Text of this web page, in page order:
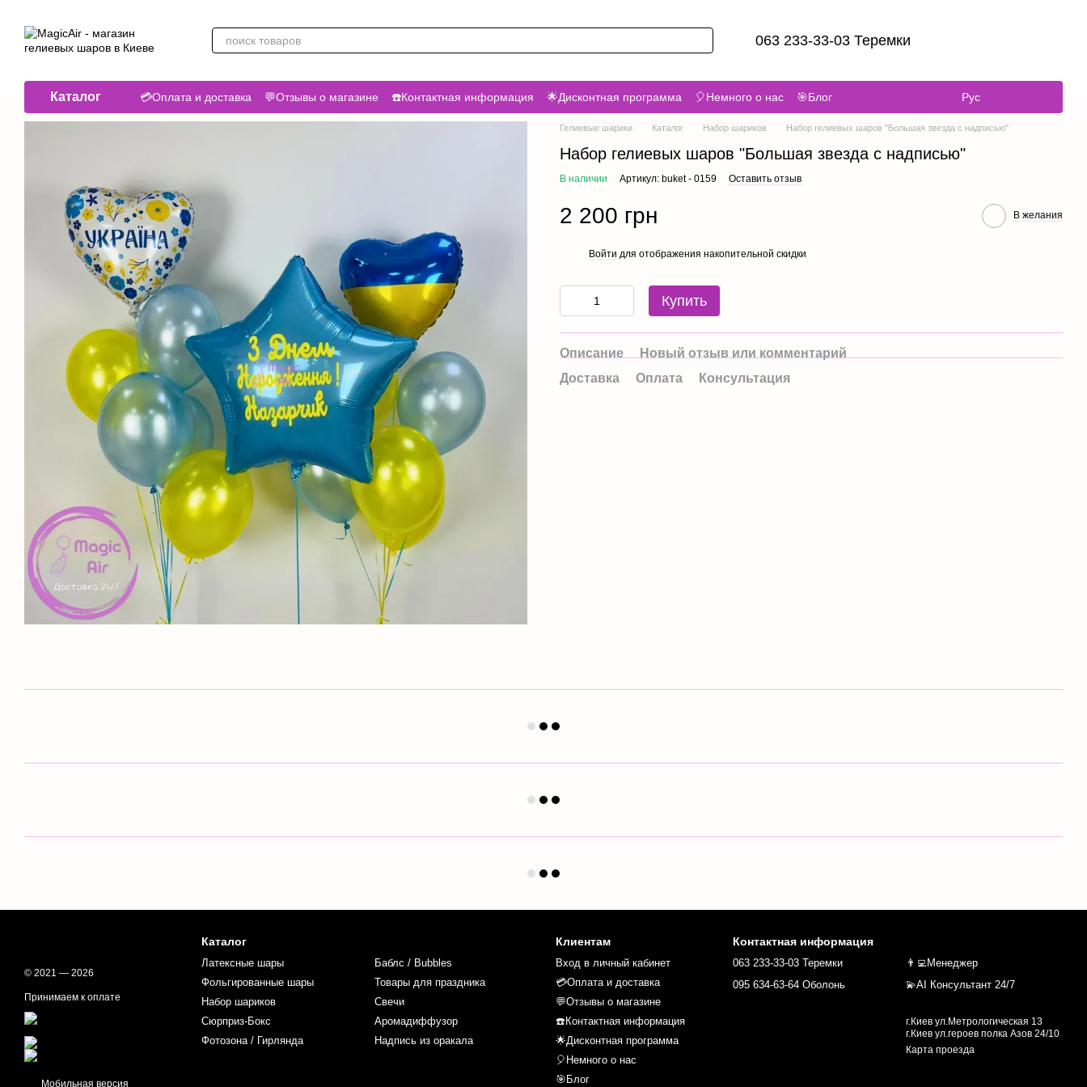
063 233-33-03 Теремки
Каталог 💳Оплата и доставка 💬Отзывы о магазине ☎️Контактная информация 🌟Дисконтная программа 🎈Немного о нас 🎯Блог Рус
Гелиевые шарики Каталог Набор шариков Набор гелиевых шаров "Большая звезда с надписью"
Набор гелиевых шаров "Большая звезда с надписью"
В наличии Артикул: buket - 0159 Оставить отзыв
2 200 грн В желания
Войти для отображения накопительной скидки
Купить
Описание
Новый отзыв или комментарий
Доставка
Оплата Консультация
© 2021 — 2026
Принимаем к оплате
Мобильная версия
Каталог
Латексные шары
Фольгированные шары
Набор шариков
Сюрприз-Бокс
Фотозона / Гирлянда
Баблс / Bubbles
Товары для праздника
Свечи
Аромадиффузор
Надпись из оракала
Клиентам
Вход в личный кабинет
💳Оплата и доставка
💬Отзывы о магазине
☎️Контактная информация
🌟Дисконтная программа
🎈Немного о нас
🎯Блог
Контактная информация
063 233-33-03 Теремки
095 634-63-64 Оболонь
👨‍💻Менеджер
💫AI Консультант 24/7
г.Киев ул.Метрологическая 13
г.Киев ул.героев полка Азов 24/10
Карта проезда